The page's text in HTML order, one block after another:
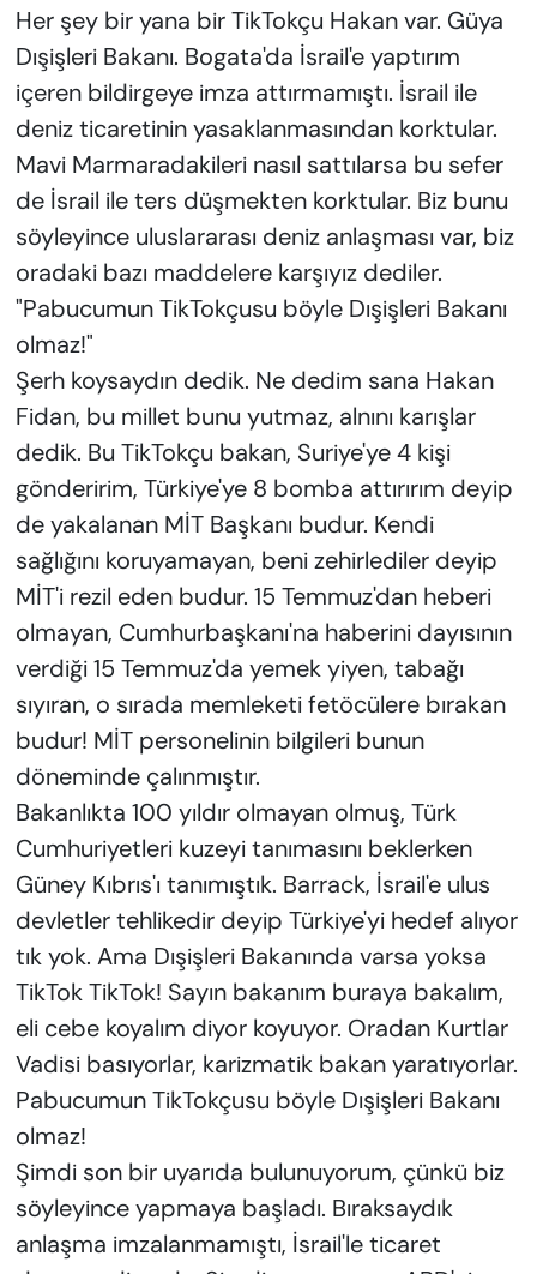
Her şey bir yana bir TikTokçu Hakan var. Güya
Dışişleri Bakanı. Bogata'da İsrail'e yaptırım
içeren bildirgeye imza attırmamıştı. İsrail ile
deniz ticaretinin yasaklanmasından korktular.
Mavi Marmaradakileri nasıl sattılarsa bu sefer
de İsrail ile ters düşmekten korktular. Biz bunu
söyleyince uluslararası deniz anlaşması var, biz
oradaki bazı maddelere karşıyız dediler.
"Pabucumun TikTokçusu böyle Dışişleri Bakanı
olmaz!"
Şerh koysaydın dedik. Ne dedim sana Hakan
Fidan, bu millet bunu yutmaz, alnını karışlar
dedik. Bu TikTokçu bakan, Suriye'ye 4 kişi
gönderirim, Türkiye'ye 8 bomba attırırım deyip
de yakalanan MİT Başkanı budur. Kendi
sağlığını koruyamayan, beni zehirlediler deyip
MİT'i rezil eden budur. 15 Temmuz'dan heberi
olmayan, Cumhurbaşkanı'na haberini dayısının
verdiği 15 Temmuz'da yemek yiyen, tabağı
sıyıran, o sırada memleketi fetöcülere bırakan
budur! MİT personelinin bilgileri bunun
döneminde çalınmıştır.
Bakanlıkta 100 yıldır olmayan olmuş, Türk
Cumhuriyetleri kuzeyi tanımasını beklerken
Güney Kıbrıs'ı tanımıştık. Barrack, İsrail'e ulus
devletler tehlikedir deyip Türkiye'yi hedef alıyor
tık yok. Ama Dışişleri Bakanında varsa yoksa
TikTok TikTok! Sayın bakanım buraya bakalım,
eli cebe koyalım diyor koyuyor. Oradan Kurtlar
Vadisi basıyorlar, karizmatik bakan yaratıyorlar.
Pabucumun TikTokçusu böyle Dışişleri Bakanı
olmaz!
Şimdi son bir uyarıda bulunuyorum, çünkü biz
söyleyince yapmaya başladı. Bıraksaydık
anlaşma imzalanmamıştı, İsrail'le ticaret